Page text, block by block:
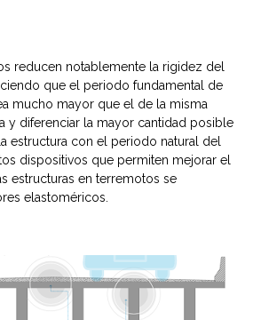
reducen notablemente la rigidez del
que el periodo fundamental de
mucho mayor que el de la misma
y diferenciar la mayor cantidad posible
estructura con el periodo natural del
dispositivos que permiten mejorar el
estructuras en terremotos se
elastoméricos.